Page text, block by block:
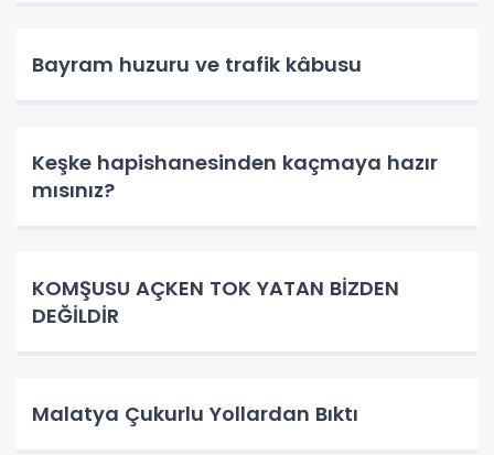
Bayram huzuru ve trafik kâbusu
Keşke hapishanesinden kaçmaya hazır
mısınız?
KOMŞUSU AÇKEN TOK YATAN BİZDEN
DEĞİLDİR
Malatya Çukurlu Yollardan Bıktı